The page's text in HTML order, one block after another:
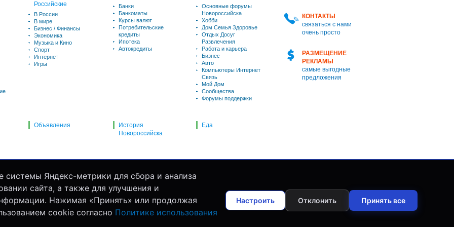
КОНТАКТЫ
связаться с нами
очень просто
РАЗМЕЩЕНИЕ
РЕКЛАМЫ
самые выгодные
предложения
Российские
В России
В мире
Бизнес / Финансы
Экономика
Музыка и Кино
Спорт
Интернет
Игры
Банки
Банкоматы
Курсы валют
Потребительские
кредиты
Ипотека
Автокредиты
Основные форумы
Новороссийска
Хобби
Дом Семья Здоровье
Отдых Досуг
Развлечения
Работа и карьера
Бизнес
Авто
Компьютеры Интернет
Связь
Мой Дом
Сообщества
Форумы поддержки
Объявления
История
Новороссийска
Еда
Яндекс-метрики для сбора и анализа
сайта, а также для улучшения и
Нажимая «Принять» или продолжая
cookie согласно Политике использования
Настроить Отклонить Принять все